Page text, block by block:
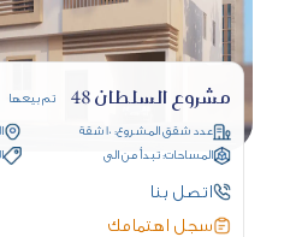
مشروع السلطان 48 تم بيعها
عدد شقق المشروع: 10 شقة
المساحات: تبدأ من الى
اتصل بنا
سجل اهتمامك